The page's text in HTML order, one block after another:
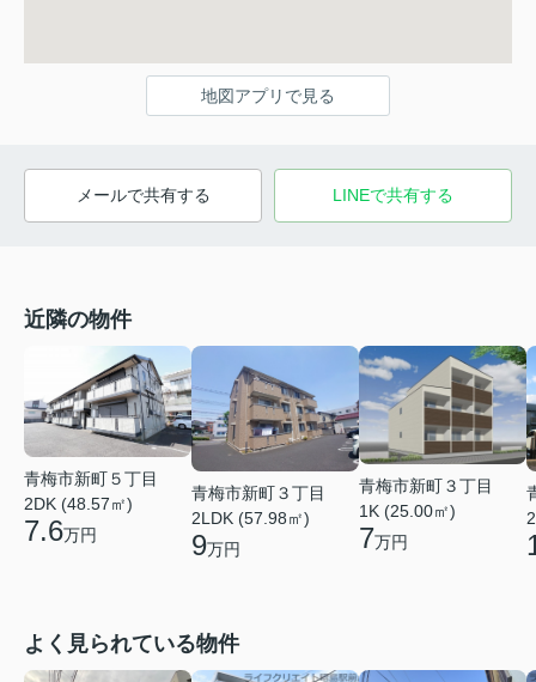
地図アプリで見る
メールで共有する LINEで共有する
近隣の物件
青梅市新町５丁目
2DK (48.57㎡)
7.6万円
青梅市新町３丁目
2LDK (57.98㎡)
9万円
青梅市新町３丁目
1K (25.00㎡)
7万円
よく見られている物件